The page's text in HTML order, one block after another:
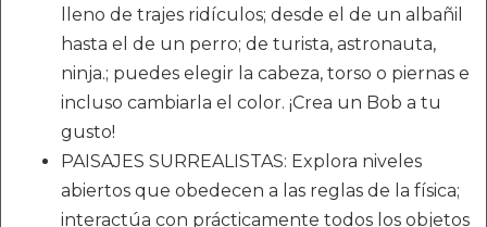
lleno de trajes ridículos; desde el de un albañil
hasta el de un perro; de turista, astronauta,
ninja.; puedes elegir la cabeza, torso o piernas e
incluso cambiarla el color. ¡Crea un Bob a tu
gusto!
PAISAJES SURREALISTAS: Explora niveles
abiertos que obedecen a las reglas de la física;
interactúa con prácticamente todos los objetos